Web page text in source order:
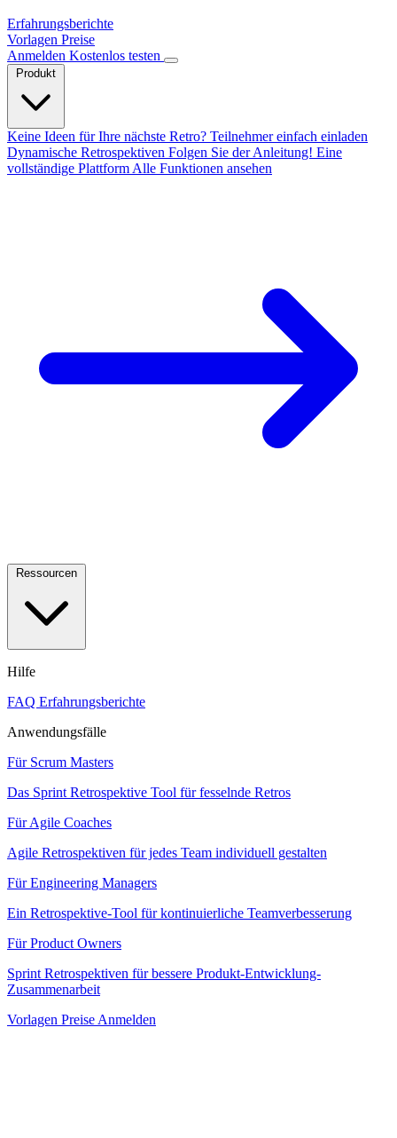
Erfahrungsberichte
Vorlagen Preise
Anmelden Kostenlos testen
Keine Ideen für Ihre nächste Retro? Teilnehmer einfach einladen
Dynamische Retrospektiven Folgen Sie der Anleitung! Eine
vollständige Plattform Alle Funktionen ansehen
Hilfe
FAQ Erfahrungsberichte
Anwendungsfälle
Für Scrum Masters
Das Sprint Retrospektive Tool für fesselnde Retros
Für Agile Coaches
Agile Retrospektiven für jedes Team individuell gestalten
Für Engineering Managers
Ein Retrospektive-Tool für kontinuierliche Teamverbesserung
Für Product Owners
Sprint Retrospektiven für bessere Produkt-Entwicklung-
Zusammenarbeit
Vorlagen Preise Anmelden